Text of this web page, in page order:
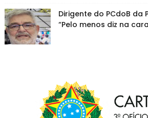
Dirigente do PCdoB da
“Pelo menos diz na